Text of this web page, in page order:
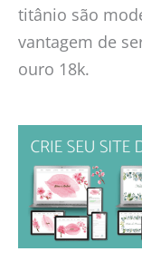
titânio são
vantagem de
ouro 18k.